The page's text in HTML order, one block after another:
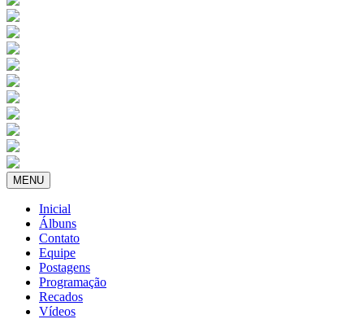
MENU
Inicial
Álbuns
Contato
Equipe
Postagens
Programação
Recados
Vídeos